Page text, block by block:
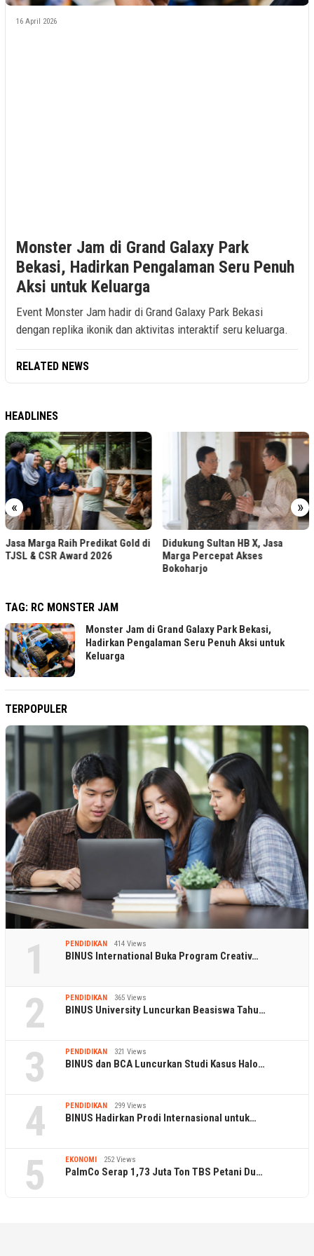
16 April 2026
Monster Jam di Grand Galaxy Park
Bekasi, Hadirkan Pengalaman Seru Penuh
Aksi untuk Keluarga
Event Monster Jam hadir di Grand Galaxy Park Bekasi
dengan replika ikonik dan aktivitas interaktif seru keluarga.
RELATED NEWS
HEADLINES
« »
Jasa Marga Raih Predikat Gold di
TJSL & CSR Award 2026
Didukung Sultan HB X, Jasa
Marga Percepat Akses
Bokoharjo
TAG: RC MONSTER JAM
Monster Jam di Grand Galaxy Park Bekasi,
Hadirkan Pengalaman Seru Penuh Aksi untuk
Keluarga
TERPOPULER
1 PENDIDIKAN 414 Views
BINUS International Buka Program Creativ…
2 PENDIDIKAN 365 Views
BINUS University Luncurkan Beasiswa Tahu…
3 PENDIDIKAN 321 Views
BINUS dan BCA Luncurkan Studi Kasus Halo…
4 PENDIDIKAN 299 Views
BINUS Hadirkan Prodi Internasional untuk…
5 EKONOMI 252 Views
PalmCo Serap 1,73 Juta Ton TBS Petani Du…